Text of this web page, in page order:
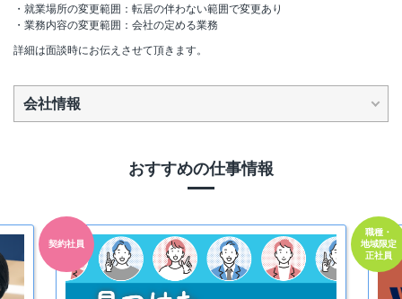
・就業場所の変更範囲：転居の伴わない範囲で変更あり
・業務内容の変更範囲：会社の定める業務
詳細は面談時にお伝えさせて頂きます。
会社情報
おすすめの仕事情報
契約社員
職種・
地域限定
正社員